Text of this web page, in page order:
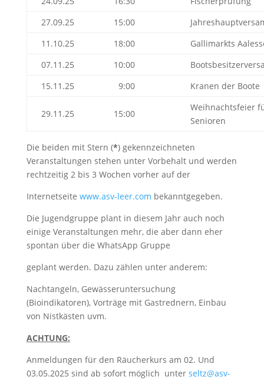
27.09.25
15:00
11.10.25
18:00
Gallimarkts
07.11.25
10:00
15.11.25
9:00 Kranen der Boote
29.11.25 15:00
Weihnachtsfeier
Senioren
Die beiden mit Stern (*) gekennzeichneten
Veranstaltungen stehen unter Vorbehalt und werden
rechtzeitig 2 bis 3 Wochen vorher auf der
Internetseite www.asv-leer.com bekanntgegeben.
Die Jugendgruppe plant in diesem Jahr auch noch
einige Veranstaltungen mehr, die aber dann eher
spontan über die WhatsApp Gruppe
geplant werden. Dazu zählen unter anderem:
Nachtangeln, Gewässeruntersuchung
(Bioindikatoren), Vorträge mit Gastrednern, Einbau
von Nistkästen uvm.
ACHTUNG:
Anmeldungen für den Räucherkurs am 02. Und
03.05.2025 sind ab sofort möglich unter seltz@asv-